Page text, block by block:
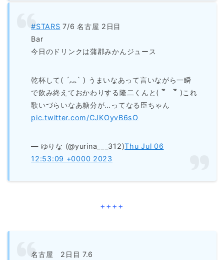
#STARS 7/6 名古屋 2日目
Bar
今日のドリンクは蒲郡みかんジュース
乾杯して( ´灬` ) うまいなあって言いながら一瞬
で飲み終えておかわりする隆二くんと( ‾᷅ゝ‾᷄ )これ
歌いづらいなあ糖分が…ってなる臣ちゃん
pic.twitter.com/CJKOyvB6sO
— ゆりな (@yurina___312)Thu Jul 06
12:53:09 +0000 2023
++++
名古屋 2日目 7.6